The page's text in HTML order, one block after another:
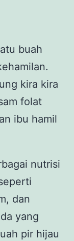
buah
kira kira
folat
ibu hamil
nutrisi
dan
yang
pir hijau